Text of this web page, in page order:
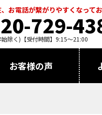
お電話が繋がりやすくなって
729-
除く)【受付時間】9:15～21:00
お客様の声